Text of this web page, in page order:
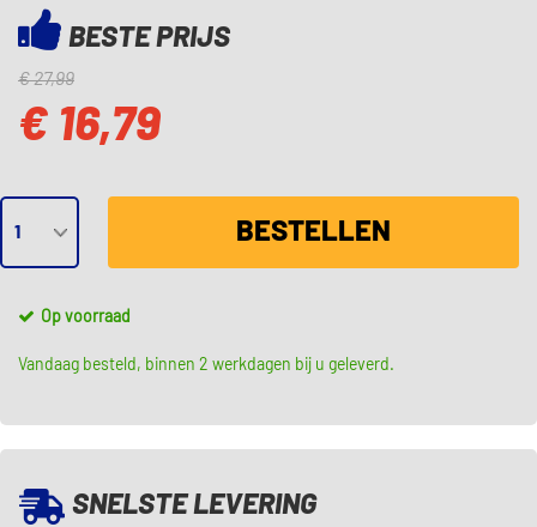
BESTE PRIJS
€ 27,99
€ 16,79
BESTELLEN
Op voorraad
Vandaag besteld, binnen 2 werkdagen bij u geleverd.
SNELSTE LEVERING